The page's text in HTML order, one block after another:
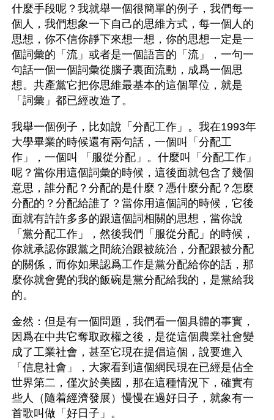
什麼手段呢？我就舉一個很簡單的例子，我們每一
個人，我們想象一下自己的思維方式，每一個人的
思想，你不信你靜下來想一想，你的思想一定是一
個詞彙的「流」或者是一個語言的「流」，一句一
句話一個一個詞彙從腦子裏面流動，成爲一個思
想。共產黨它把你思維最基本的這個單位，就是
「詞彙」都已經改造了。
我舉一個例子，比如說「分配工作」。我在1993年
大學畢業的時候還有兩句話，一個叫「分配工
作」，一個叫 「服從分配」。什麼叫「分配工作」
呢？當你用這個詞彙的時候，這後面就包含了幾個
意思，誰分配？分配的是什麼？憑什麼分配？怎麼
分配的？分配給誰了？當你用這個詞的時候，它後
面就有許許多多的跟這個詞相關的思想，當你說
「黨分配工作」，然後我們「服從分配」的時候，
你就承認你跟黨之間統治跟被統治，分配跟被分配
的關係，而你如果認爲工作是黨分配給你的話，那
麼你就會覺的我的飯碗是黨分配給我的，是黨給我
的。
金然：但是有一個問題，我們看一個具體的事實，
因爲在中共它奪取政權之後，是從這個農業社會變
成了工業社會，甚至它現在提倡這個，說要進入
「信息社會」，大家看到這個網民現在已經是佔全
世界第二，僅次於美國，那在這種情況下，確實有
些人（隨着經濟發展）慢慢在過好日子，就象有一
首歌叫做「好日子」。